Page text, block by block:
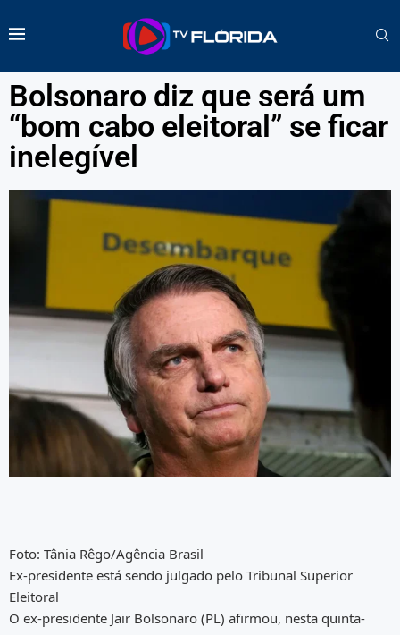
Bolsonaro diz que será um
“bom cabo eleitoral” se ficar
inelegível
Foto: Tânia Rêgo/Agência Brasil
Ex-presidente está sendo julgado pelo Tribunal Superior
Eleitoral
O ex-presidente Jair Bolsonaro (PL) afirmou, nesta quinta-